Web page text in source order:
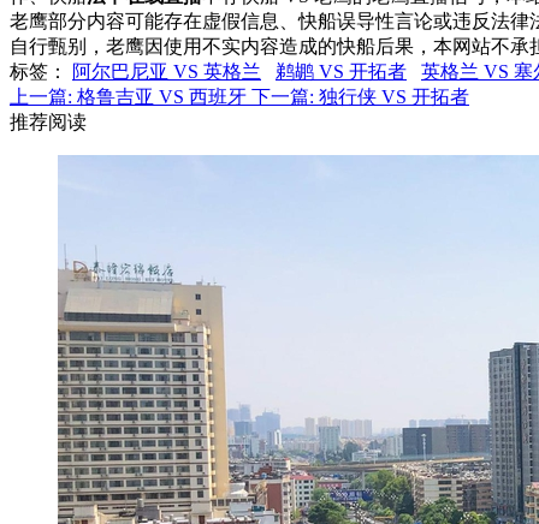
老鹰部分内容可能存在虚假信息、快船误导性言论或违反法律
自行甄别，老鹰因使用不实内容造成的快船后果，本网站不承
标签 ： 阿尔巴尼亚 VS 英格兰 鹈鹕 VS 开拓者
英格兰 VS 塞
上一篇: 格鲁吉亚 VS 西班牙 下一篇: 独行侠 VS 开拓者
推荐阅读